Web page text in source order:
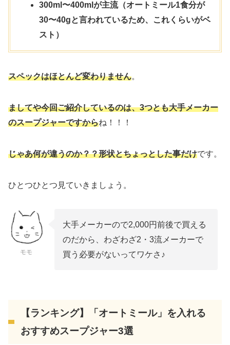
300ml〜400mlが主流（オートミール1食分が
30〜40gと言われているため、これくらいがベ
スト）
スペックはほとんど変わりません。
ましてや今回ご紹介しているのは、3つとも大手メーカー
のスープジャーですからね！！！
じゃあ何が違うのか？？形状とちょっとした事だけです。
ひとつひとつ見ていきましょう。
モモ
大手メーカーので2,000円前後で買える
のだから、わざわざ2・3流メーカーで
買う必要がないってワケさ♪
【ランキング】「オートミール」を入れる
おすすめスープジャー3選